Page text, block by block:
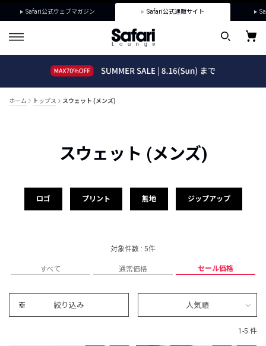
Safari公式ウェブマガジン Safari公式通販サイト
ホーム トップス スウェット (メンズ)
スウェット (メンズ)
ロゴ プリント 無地 ジップアップ
対象件数 : 5件
すべて 通常価格 セール価格
絞り込み 人気順
1-5 件